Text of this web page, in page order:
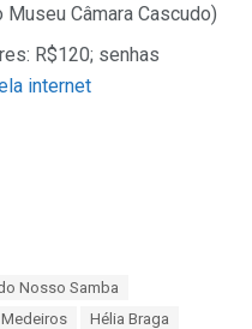
Museu Câmara Cascudo)
R$120; senhas
internet
Nosso Samba
Hélia Braga